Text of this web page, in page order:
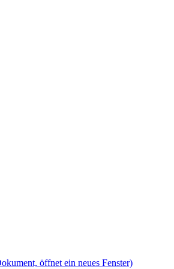
öffnet ein neues Fenster)